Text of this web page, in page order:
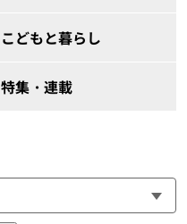
こどもと暮らし
特集・連載